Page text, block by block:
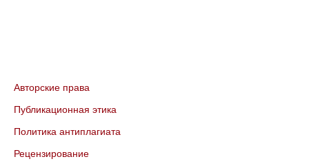
Авторские права
Публикационная этика
Политика антиплагиата
Рецензирование